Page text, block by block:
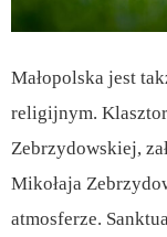
Małopolska jest
religijnym.
Zebrzydowskiej,
Mikołaja
atmosferze.